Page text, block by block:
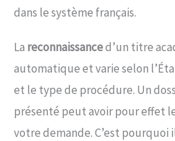
dans le système français.
La reconnaissanced’un titre
automatique et varie selon
et le type de procédure. Un
présenté peut avoir pour effet
votre demande. C’est pourquoi